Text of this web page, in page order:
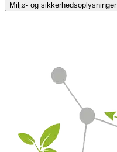
Miljø- og sikkerhedsoplysninger